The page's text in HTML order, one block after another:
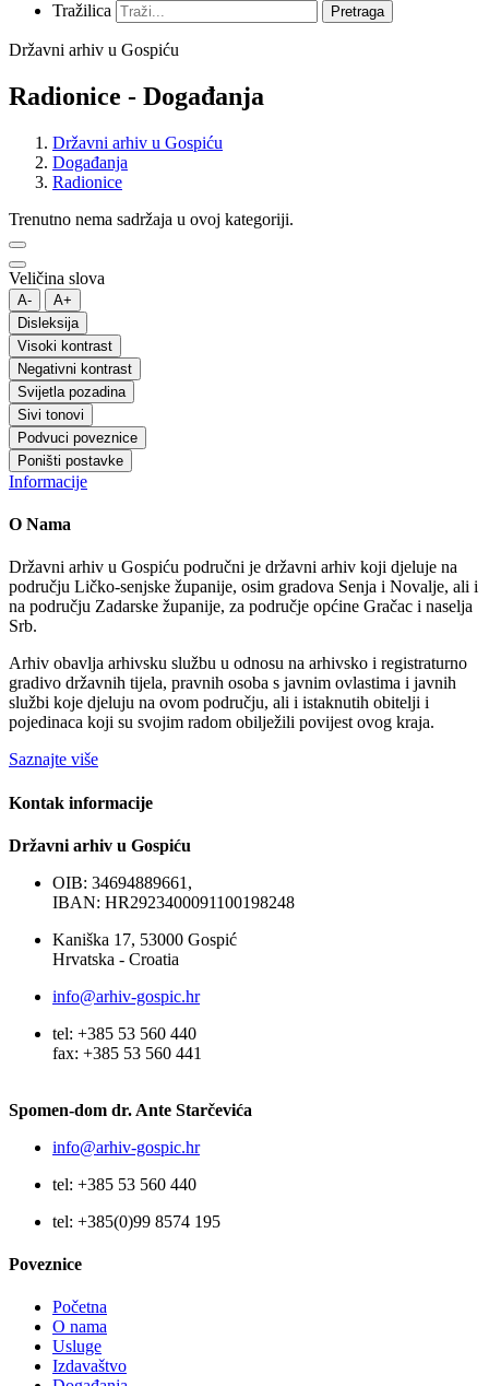
Tražilica
Pretraga
Državni arhiv u Gospiću
Radionice - Događanja
Državni arhiv u Gospiću
Događanja
Radionice
Trenutno nema sadržaja u ovoj kategoriji.
Veličina slova
A-
A+
Disleksija
Visoki kontrast
Negativni kontrast
Svijetla pozadina
Sivi tonovi
Podvuci poveznice
Poništi postavke
Informacije
O Nama
Državni arhiv u Gospiću područni je državni arhiv koji djeluje na
području Ličko-senjske županije, osim gradova Senja i Novalje, ali i
na području Zadarske županije, za područje općine Gračac i naselja
Srb.
Arhiv obavlja arhivsku službu u odnosu na arhivsko i registraturno
gradivo državnih tijela, pravnih osoba s javnim ovlastima i javnih
službi koje djeluju na ovom području, ali i istaknutih obitelji i
pojedinaca koji su svojim radom obilježili povijest ovog kraja.
Saznajte više
Kontak informacije
Državni arhiv u Gospiću
OIB: 34694889661,
IBAN: HR2923400091100198248
Kaniška 17, 53000 Gospić
Hrvatska - Croatia
info@arhiv-gospic.hr
tel: +385 53 560 440
fax: +385 53 560 441
Spomen-dom dr. Ante Starčevića
info@arhiv-gospic.hr
tel: +385 53 560 440
tel: +385(0)99 8574 195
Poveznice
Početna
O nama
Usluge
Izdavaštvo